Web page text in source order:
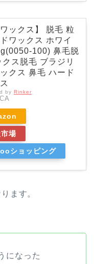
ワックス】 脱毛 粒
ワックス ホワイ
100) 鼻毛脱
ス脱毛 ブラジリ
クス 鼻毛 ハード
by Rinker
場
ショッピング
ます。
になった